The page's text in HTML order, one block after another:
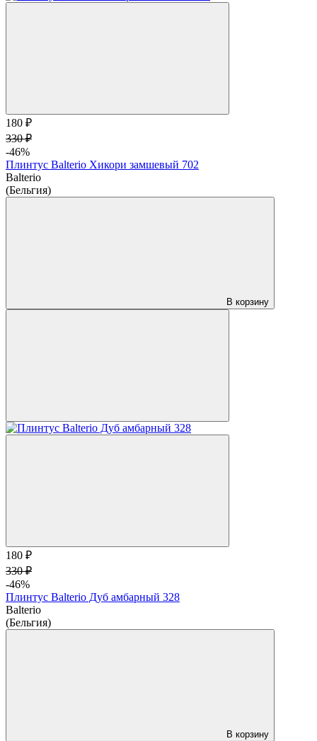
180 ₽
330 ₽
-46%
Плинтус Balterio Хикори замшевый 702
Balterio
(Бельгия)
В корзину
180 ₽
330 ₽
-46%
Плинтус Balterio Дуб амбарный 328
Balterio
(Бельгия)
В корзину